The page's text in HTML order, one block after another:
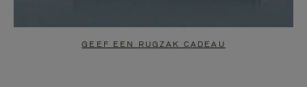
GEEF EEN RUGZAK CADEAU